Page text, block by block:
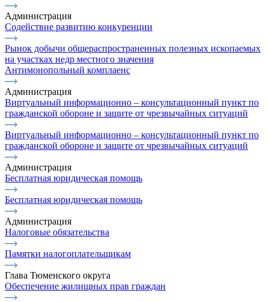
Администрация
Содействие развитию конкуренции
Рынок добычи общераспространенных полезных ископаемых
на участках недр местного значения
Антимонопольный комплаенс
Администрация
Виртуальный информационно – консультационный пункт по
гражданской обороне и защите от чрезвычайных ситуаций
Виртуальный информационно – консультационный пункт по
гражданской обороне и защите от чрезвычайных ситуаций
Администрация
Бесплатная юридическая помощь
Бесплатная юридическая помощь
Администрация
Налоговые обязательства
Памятки налогоплательщикам
Глава Тюменского округа
Обеспечение жилищных прав граждан